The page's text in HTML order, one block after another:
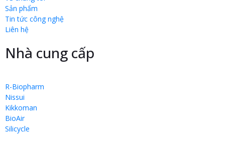
Sản phẩm
Tin tức công nghệ
Liên hệ
Nhà cung cấp
R-Biopharm
Nissui
Kikkoman
BioAir
Silicycle